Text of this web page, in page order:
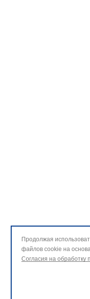
Продолжая
файлов cookie на
Согласия на обработку